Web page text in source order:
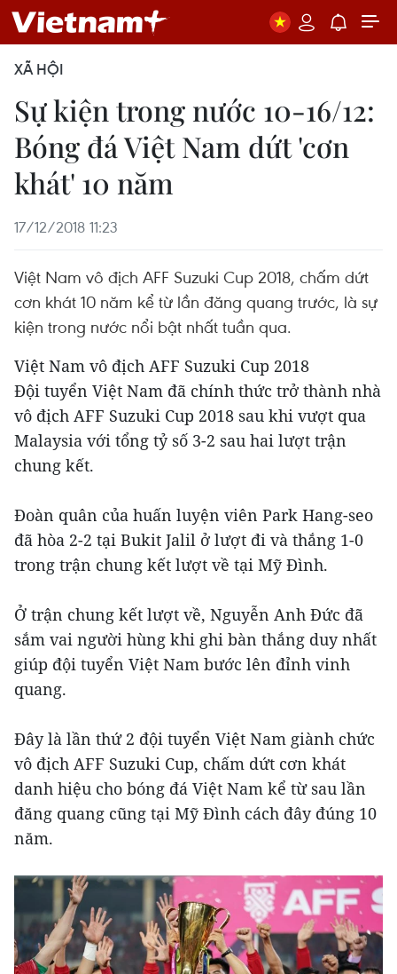
XÃ HỘI
Sự kiện trong nước 10-16/12:
Bóng đá Việt Nam dứt 'cơn
khát' 10 năm
17/12/2018 11:23
Việt Nam vô địch AFF Suzuki Cup 2018, chấm dứt
cơn khát 10 năm kể từ lần đăng quang trước, là sự
kiện trong nước nổi bật nhất tuần qua.
Việt Nam vô địch AFF Suzuki Cup 2018
Đội tuyển Việt Nam đã chính thức trở thành nhà
vô địch AFF Suzuki Cup 2018 sau khi vượt qua
Malaysia với tổng tỷ số 3-2 sau hai lượt trận
chung kết.
Đoàn quân của huấn luyện viên Park Hang-seo
đã hòa 2-2 tại Bukit Jalil ở lượt đi và thắng 1-0
trong trận chung kết lượt về tại Mỹ Đình.
Ở trận chung kết lượt về, Nguyễn Anh Đức đã
sắm vai người hùng khi ghi bàn thắng duy nhất
giúp đội tuyển Việt Nam bước lên đỉnh vinh
quang.
Đây là lần thứ 2 đội tuyển Việt Nam giành chức
vô địch AFF Suzuki Cup, chấm dứt cơn khát
danh hiệu cho bóng đá Việt Nam kể từ sau lần
đăng quang cũng tại Mỹ Đình cách đây đúng 10
năm.